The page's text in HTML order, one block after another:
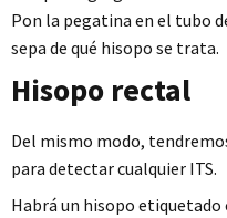
Pon la pegatina en el tubo
sepa de qué hisopo se trata.
Hisopo rectal
Del mismo modo,
para detectar cualquier ITS.
Habrá un hisopo etiquetado